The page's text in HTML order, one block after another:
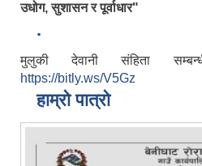
उधोग, सुशासन र पूर्वाधार"
.
मुलुकी देवानी संहिता
https://bitly.ws/V5Gz
हाम्रो पात्रो